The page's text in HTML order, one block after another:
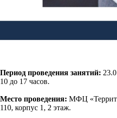
Период проведения занятий:
10 до 17 часов.
Место проведения: МФЦ
110, корпус 1, 2 этаж.